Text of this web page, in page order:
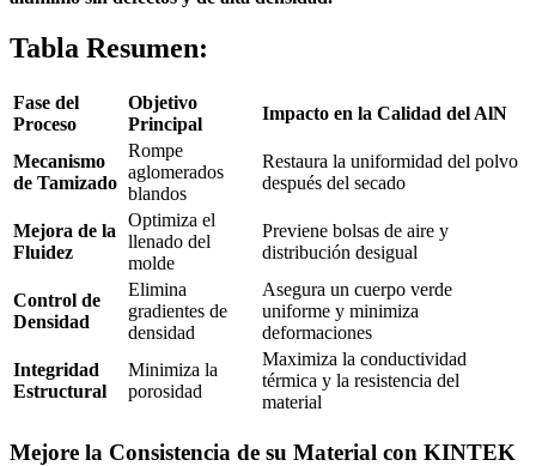
Tabla Resumen:
Fase del
Proceso
Objetivo
Principal
Impacto en la Calidad del AlN
Mecanismo
de Tamizado
Rompe
aglomerados
blandos
Restaura la uniformidad del polvo
después del secado
Mejora de la
Fluidez
Optimiza el
llenado del
molde
Previene bolsas de aire y
distribución desigual
Control de
Densidad
Elimina
gradientes de
densidad
Asegura un cuerpo verde
uniforme y minimiza
deformaciones
Integridad
Estructural
Minimiza la
porosidad
Maximiza la conductividad
térmica y la resistencia del
material
Mejore la Consistencia de su Material con KINTEK